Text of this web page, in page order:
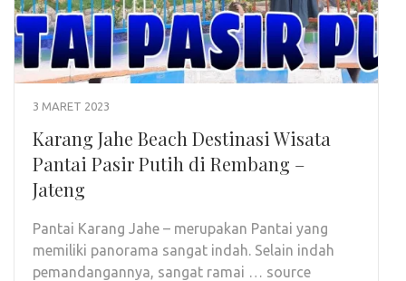
3 MARET 2023
Karang Jahe Beach Destinasi Wisata
Pantai Pasir Putih di Rembang –
Jateng
Pantai Karang Jahe – merupakan Pantai yang
memiliki panorama sangat indah. Selain indah
pemandangannya, sangat ramai … source